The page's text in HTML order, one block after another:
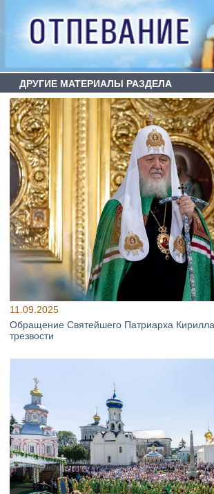
ДРУГИЕ МАТЕРИАЛЫ РАЗДЕЛА
11.09.2025
Обращение Святейшего Патриарха
трезвости